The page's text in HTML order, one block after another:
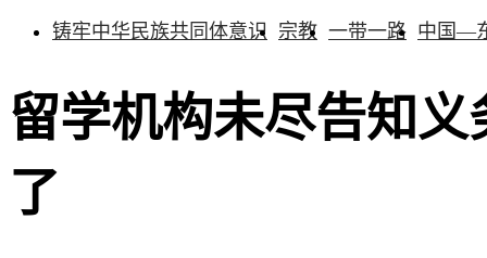
铸牢中华民族共同体意识 宗教 一带一路 中国—
留学机构未尽告知
了